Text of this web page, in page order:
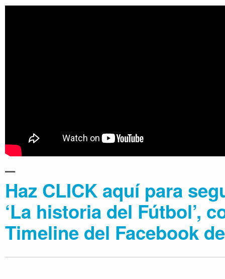
–
Haz CLICK aquí para
‘La historia del Fútbol’,
Timeline del Facebook